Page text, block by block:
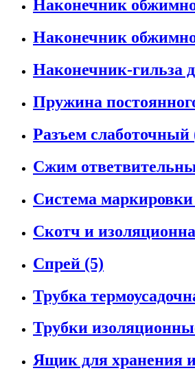
Наконечник
Наконечник
Наконечник-гильза
Пружина
Разъем слаботочный
Сжим
Система маркировки
Скотч и
Спрей (5)
Трубка
Трубки
Ящик для хранения